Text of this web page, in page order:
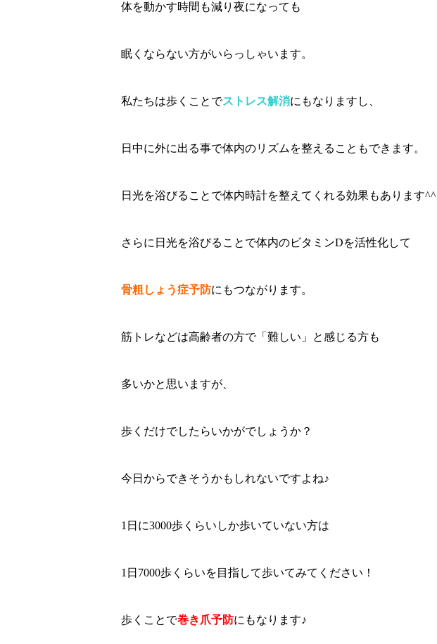
体を動かす時間も減り夜になっても
眠くならない方がいらっしゃいます。
私たちは歩くことでストレス解消にもなりますし、
日中に外に出る事で体内のリズムを整えることもできます。
日光を浴びることで体内時計を整えてくれる効果もあります^^
さらに日光を浴びることで体内のビタミンDを活性化して
骨粗しょう症予防にもつながります。
筋トレなどは高齢者の方で「難しい」と感じる方も
多いかと思いますが、
歩くだけでしたらいかがでしょうか？
今日からできそうかもしれないですよね♪
1日に3000歩くらいしか歩いていない方は
1日7000歩くらいを目指して歩いてみてください！
歩くことで巻き爪予防にもなります♪